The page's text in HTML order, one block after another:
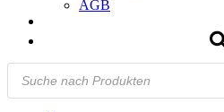
AGB
Products
search